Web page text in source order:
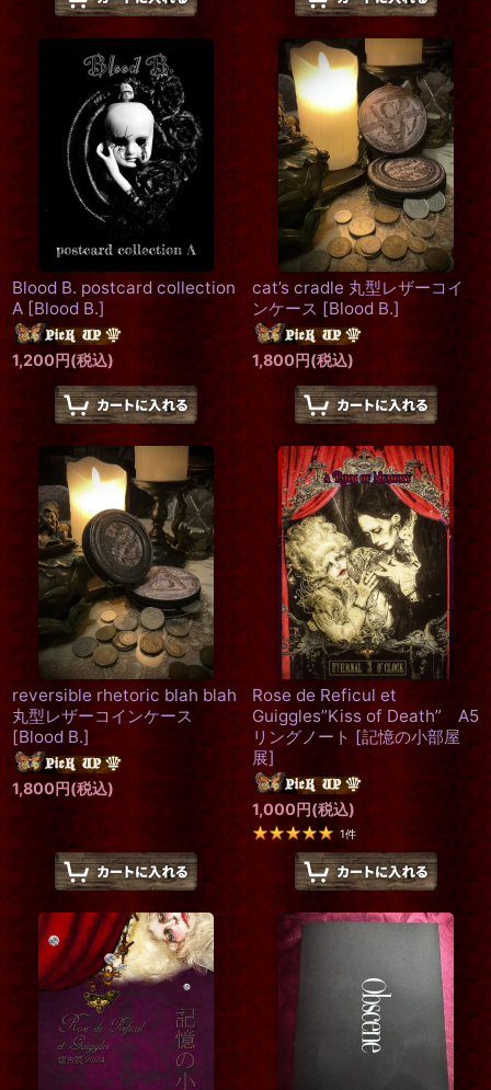
Blood B. postcard collection
A [Blood B.]
1,200円(税込)
cat’s cradle 丸型レザーコイ
ンケース [Blood B.]
1,800円(税込)
reversible rhetoric blah blah
丸型レザーコインケース
[Blood B.]
1,800円(税込)
Rose de Reficul et
Guiggles”Kiss of Death” A5
リングノート [記憶の小部屋
展]
1,000円(税込)
1件